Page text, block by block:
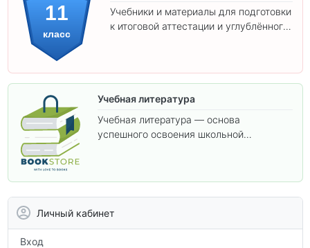
11
класс
Учебники и материалы для подготовки
к итоговой аттестации и углублённого
Учебная литература
Учебная литература — основа
успешного освоения школьной
по предметам.
Личный кабинет
Вход